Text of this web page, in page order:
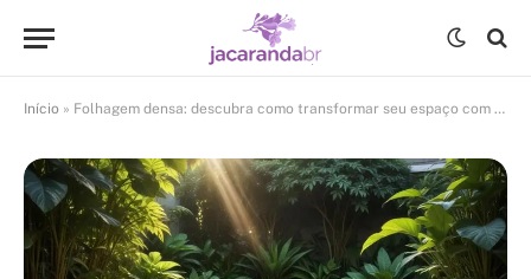
Início » Folhagem densa: descubra como transformar seu espaço com beleza e privacidade natural